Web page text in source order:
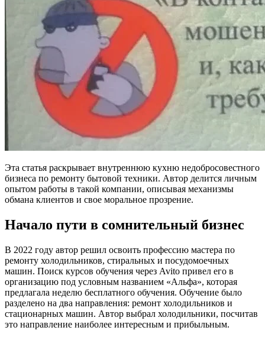
Эта статья раскрывает внутреннюю кухню недобросовестного
бизнеса по ремонту бытовой техники. Автор делится личным
опытом работы в такой компании, описывая механизмы
обмана клиентов и свое моральное прозрение.
Начало пути в сомнительный бизнес
В 2022 году автор решил освоить профессию мастера по
ремонту холодильников, стиральных и посудомоечных
машин. Поиск курсов обучения через Avito привел его в
организацию под условным названием «Альфа», которая
предлагала неделю бесплатного обучения. Обучение было
разделено на два направления: ремонт холодильников и
стационарных машин. Автор выбрал холодильники, посчитав
это направление наиболее интересным и прибыльным.